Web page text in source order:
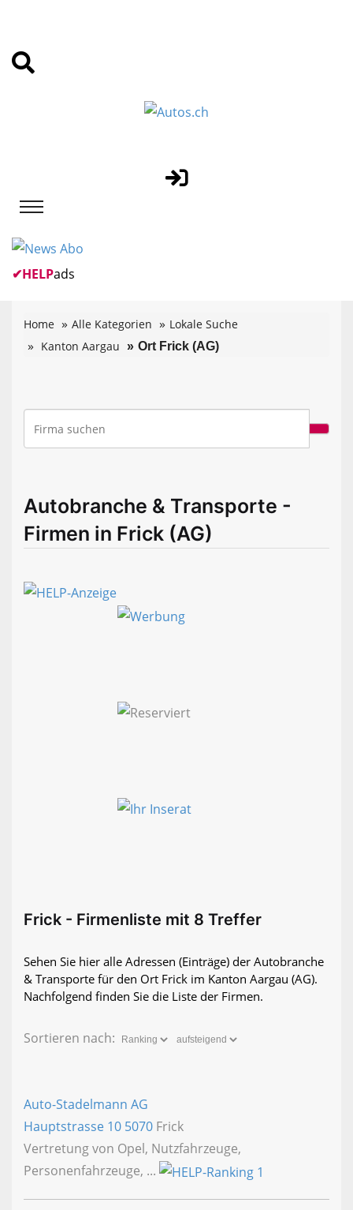
✔HELPads
Home Alle Kategorien
Lokale Suche
Kanton Aargau
Ort Frick (AG)
Autobranche & Transporte -
Firmen in Frick (AG)
Frick - Firmenliste mit 8 Treffer
Sehen Sie hier alle Adressen (Einträge) der Autobranche
& Transporte für den Ort Frick im Kanton Aargau (AG).
Nachfolgend finden Sie die Liste der Firmen.
Sortieren nach:
Auto-Stadelmann AG
Hauptstrasse 10 5070 Frick
Vertretung von Opel, Nutzfahrzeuge,
Personenfahrzeuge, ...